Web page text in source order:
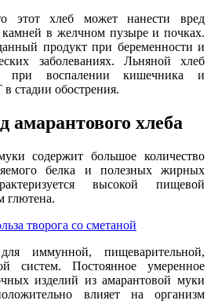
этот хлеб может нанести вред
в желчном пузыре и почках.
продукт при беременности и
заболеваниях. Льняной хлеб
при воспалении кишечника и
стадии обострения.
амарантового хлеба
содержит большое количество
белка и полезных жирных
высокой пищевой
глютена.
творога со сметаной
иммунной, пищеварительной,
систем. Постоянное умеренное
изделий из амарантовой муки
влияет на организм